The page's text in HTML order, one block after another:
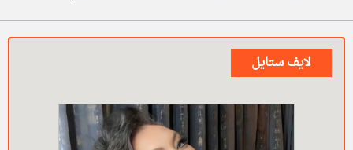
لايف ستايل